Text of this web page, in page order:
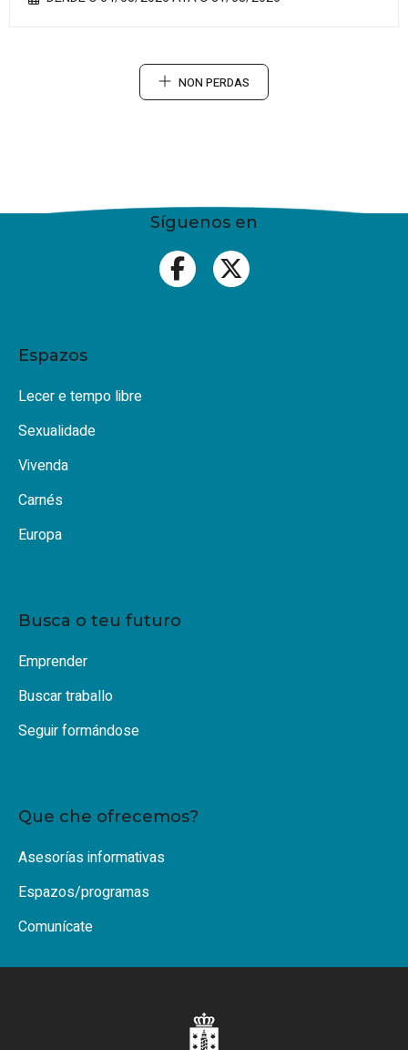
NON PERDAS
Síguenos en
Espazos
Lecer e tempo libre
Sexualidade
Vivenda
Carnés
Europa
Busca o teu futuro
Emprender
Buscar traballo
Seguir formándose
Que che ofrecemos?
Asesorías informativas
Espazos/programas
Comunícate